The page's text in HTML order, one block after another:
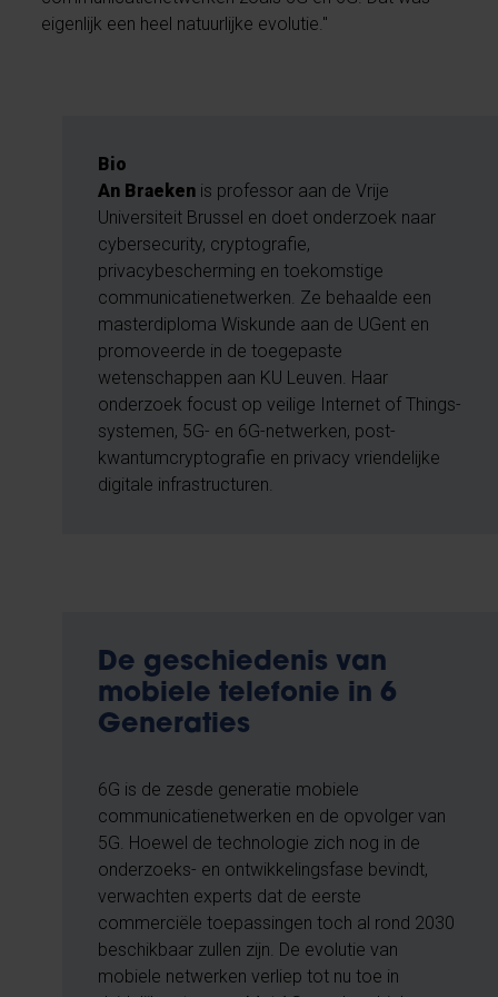
eigenlijk een heel natuurlijke evolutie."
Bio
An Braeken is professor aan de Vrije
Universiteit Brussel en doet onderzoek naar
cybersecurity, cryptografie,
privacybescherming en toekomstige
communicatienetwerken. Ze behaalde een
masterdiploma Wiskunde aan de UGent en
promoveerde in de toegepaste
wetenschappen aan KU Leuven. Haar
onderzoek focust op veilige Internet of Things-
systemen, 5G- en 6G-netwerken, post-
kwantumcryptografie en privacy vriendelijke
digitale infrastructuren.
De geschiedenis van
mobiele telefonie in 6
Generaties
6G is de zesde generatie mobiele
communicatienetwerken en de opvolger van
5G. Hoewel de technologie zich nog in de
onderzoeks- en ontwikkelingsfase bevindt,
verwachten experts dat de eerste
commerciële toepassingen toch al rond 2030
beschikbaar zullen zijn. De evolutie van
mobiele netwerken verliep tot nu toe in